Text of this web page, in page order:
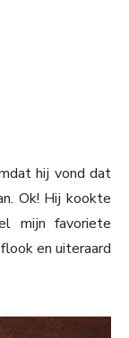
hij vond dat
Ok! Hij kookte
mijn favoriete
en uiteraard